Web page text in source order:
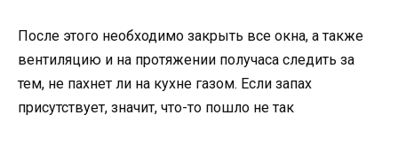
После этого необходимо закрыть все окна, а также
вентиляцию и на протяжении получаса следить за
тем, не пахнет ли на кухне газом. Если запах
присутствует, значит, что-то пошло не так